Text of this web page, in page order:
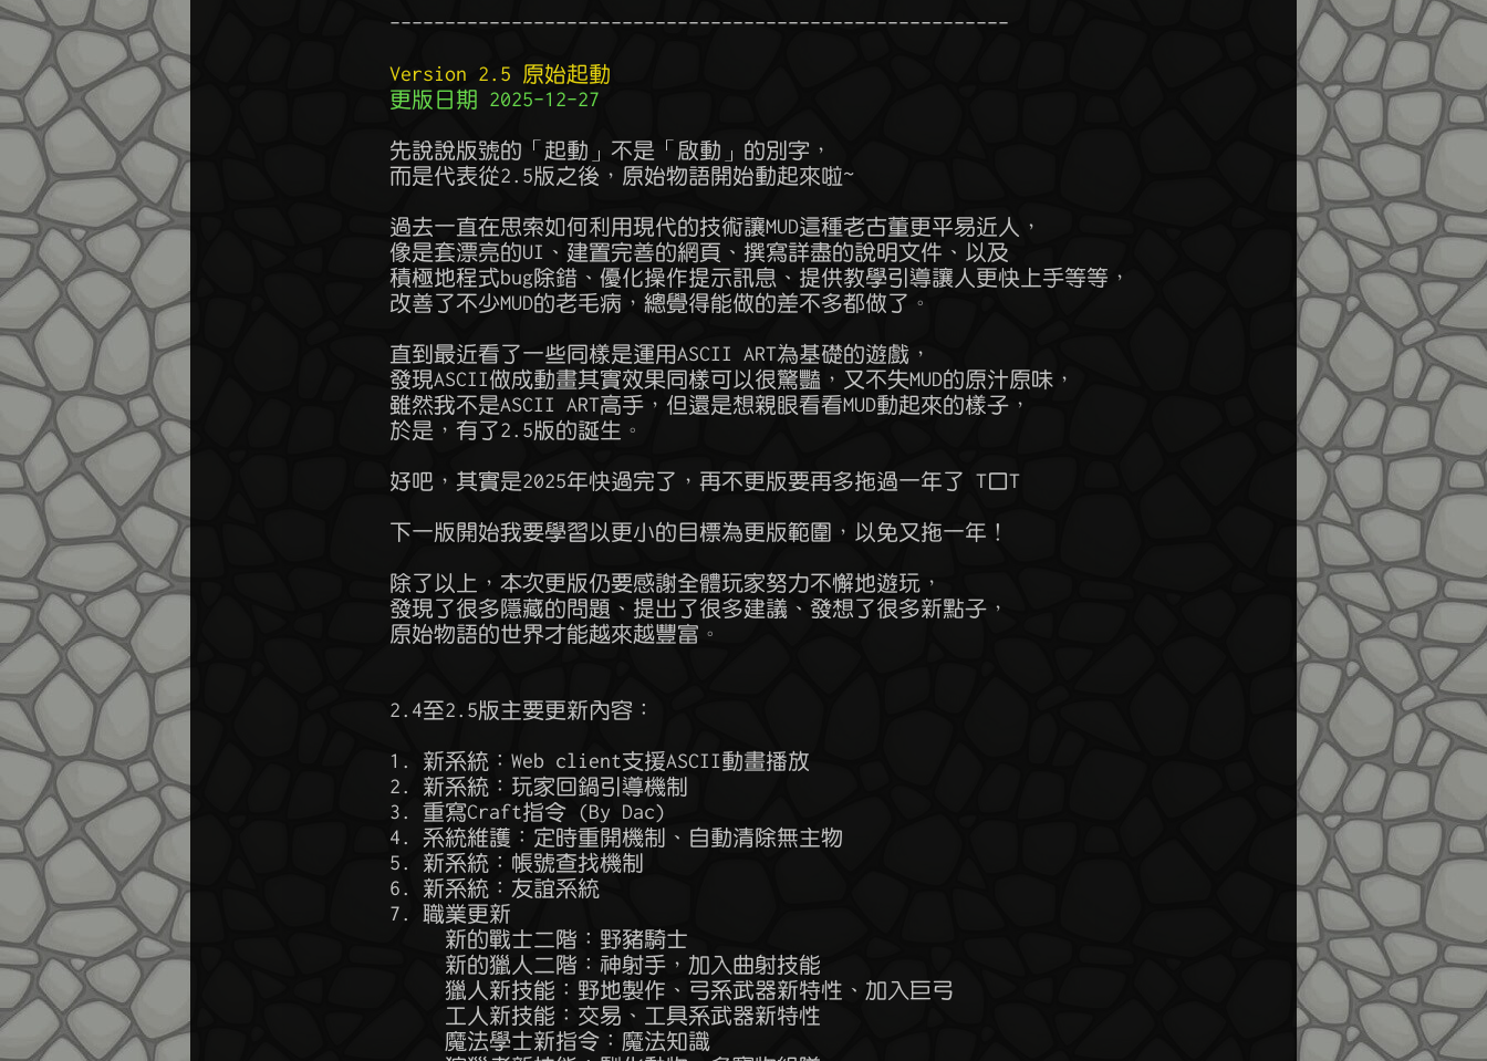
        --------------------------------------------------------
Version 2.5 原始起動
更版日期 2025-12-27
        先說說版號的「起動」不是「啟動」的別字，
        而是代表從2.5版之後，原始物語開始動起來啦~
        過去一直在思索如何利用現代的技術讓MUD這種老古董更平易近人，
        像是套漂亮的UI、建置完善的網頁、撰寫詳盡的說明文件、以及
        積極地程式bug除錯、優化操作提示訊息、提供教學引導讓人更快上手等等，
        改善了不少MUD的老毛病，總覺得能做的差不多都做了。
        直到最近看了一些同樣是運用ASCII ART為基礎的遊戲，
        發現ASCII做成動畫其實效果同樣可以很驚豔，又不失MUD的原汁原味，
        雖然我不是ASCII ART高手，但還是想親眼看看MUD動起來的樣子，
        於是，有了2.5版的誕生。
        好吧，其實是2025年快過完了，再不更版要再多拖過一年了 T口T
        下一版開始我要學習以更小的目標為更版範圍，以免又拖一年！
        除了以上，本次更版仍要感謝全體玩家努力不懈地遊玩，
        發現了很多隱藏的問題、提出了很多建議、發想了很多新點子，
        原始物語的世界才能越來越豐富。
        2.4至2.5版主要更新內容：
        1. 新系統：Web client支援ASCII動畫播放
        2. 新系統：玩家回鍋引導機制
        3. 重寫Craft指令 (By Dac)
        4. 系統維護：定時重開機制、自動清除無主物
        5. 新系統：帳號查找機制
        6. 新系統：友誼系統
        7. 職業更新
             新的戰士二階：野豬騎士
             新的獵人二階：神射手，加入曲射技能
             獵人新技能：野地製作、弓系武器新特性、加入巨弓
             工人新技能：交易、工具系武器新特性
             魔法學士新指令：魔法知識